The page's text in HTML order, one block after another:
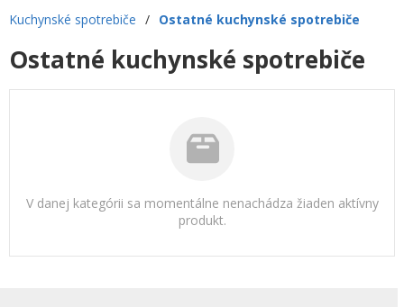
Kuchynské spotrebiče / Ostatné kuchynské spotrebiče
Ostatné kuchynské spotrebiče
V danej kategórii sa momentálne nenachádza žiaden aktívny
produkt.